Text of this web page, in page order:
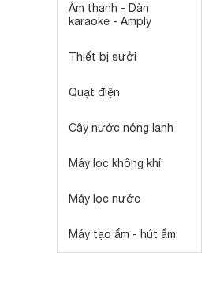
Âm thanh - Dàn
karaoke - Amply
Thiết bị sưởi
Quạt điện
Cây nước nóng lạnh
Máy lọc không khí
Máy lọc nước
Máy tạo ẩm - hút ẩm